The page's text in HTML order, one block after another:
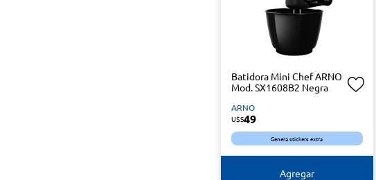
Batidora Mini Chef ARNO
Mod. SX1608B2 Negra
ARNO
U$S49
Genera stickers extra
Agregar